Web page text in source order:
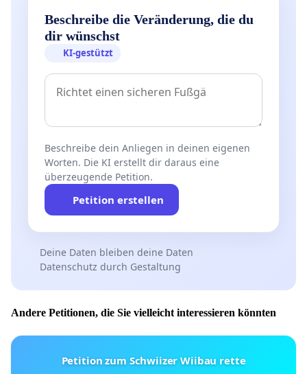
Beschreibe die Veränderung, die du
dir wünschst
KI-gestützt
Beschreibe dein Anliegen in deinen eigenen
Worten. Die KI erstellt dir daraus eine
überzeugende Petition.
Petition erstellen
Deine Daten bleiben deine Daten
Datenschutz durch Gestaltung
Andere Petitionen, die Sie vielleicht interessieren könnten
Petition zum Schwiizer Wiibau rette